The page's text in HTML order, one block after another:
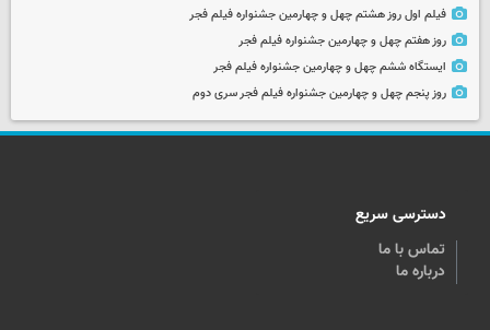
فیلم اول روز هشتم چهل و چهارمین جشنواره فیلم فجر
روز هفتم چهل و چهارمین جشنواره فیلم فجر
ایستگاه ششم چهل و چهارمین جشنواره فیلم فجر
روز پنجم چهل و چهارمین جشنواره فیلم فجر سری دوم
دسترسی سریع
تماس با ما
درباره ما